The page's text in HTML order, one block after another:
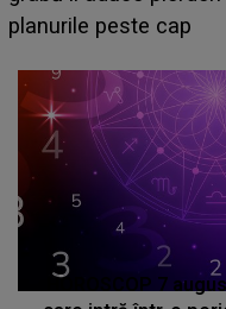
sa: "I-am spus și ei în
HOROSCOP 7